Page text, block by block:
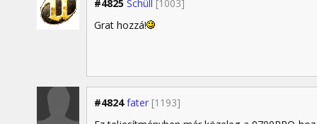
#4825 Schüll [1003]
Grat hozzá!
#4824 fater [1193]